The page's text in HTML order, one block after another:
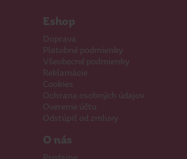
Eshop
Doprava
Platobné podmienky
Všeobecné podmienky
Reklamácie
Cookies
Ochrana osobných údajov
Overenie účtu
Odstúpiť od zmluvy
O nás